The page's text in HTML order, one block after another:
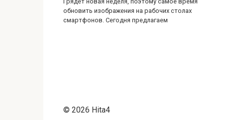
обновить изображения на рабочих столах
смартфонов. Сегодня предлагаем
© 2026 Нita4